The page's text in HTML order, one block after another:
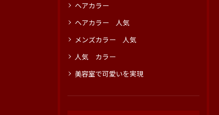
ヘアカラー
ヘアカラー 人気
メンズカラー 人気
人気 カラー
美容室で可愛いを実現